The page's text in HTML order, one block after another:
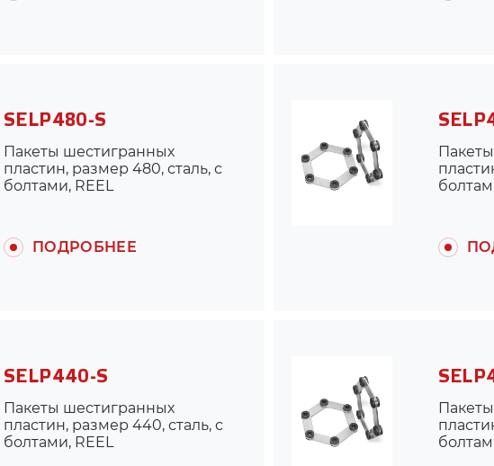
SELP480-S
Пакеты шестигранных
пластин, размер 480, сталь, с
болтами, REEL
ПОДРОБНЕЕ
SELP440-S
Пакеты шестигранных
пластин, размер 440, сталь, с
болтами, REEL